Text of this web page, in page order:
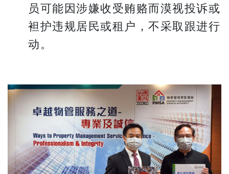
员可能因涉嫌收受贿赂而漠视投诉或
袒护违规居民或租户，不采取跟进行
动。